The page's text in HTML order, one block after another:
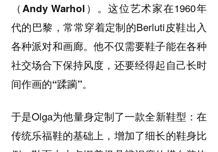
（Andy Warhol）。这位艺术家在1960年
代的巴黎，常常穿着定制的Berluti皮鞋出入
各种派对和画廊。他不仅需要鞋子能在各种
社交场合下保持风度，还要经得起自己长时
间作画的“蹂躏”。
于是Olga为他量身定制了一款全新鞋型：在
传统乐福鞋的基础上，增加了细长的鞋身比